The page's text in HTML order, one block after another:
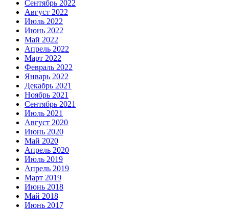
Сентябрь 2022
Август 2022
Июль 2022
Июнь 2022
Май 2022
Апрель 2022
Март 2022
Февраль 2022
Январь 2022
Декабрь 2021
Ноябрь 2021
Сентябрь 2021
Июль 2021
Август 2020
Июнь 2020
Май 2020
Апрель 2020
Июль 2019
Апрель 2019
Март 2019
Июнь 2018
Май 2018
Июнь 2017